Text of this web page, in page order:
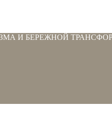
И БЕРЕЖНОЙ